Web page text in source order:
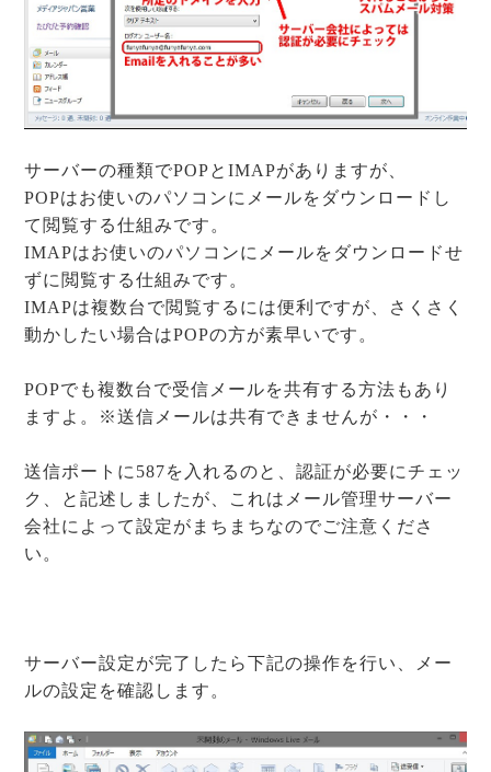
サーバーの種類でPOPとIMAPがありますが、
POPはお使いのパソコンにメールをダウンロードし
て閲覧する仕組みです。
IMAPはお使いのパソコンにメールをダウンロードせ
ずに閲覧する仕組みです。
IMAPは複数台で閲覧するには便利ですが、さくさく
動かしたい場合はPOPの方が素早いです。
POPでも複数台で受信メールを共有する方法もあり
ますよ。※送信メールは共有できませんが・・・
送信ポートに587を入れるのと、認証が必要にチェッ
ク、と記述しましたが、これはメール管理サーバー
会社によって設定がまちまちなのでご注意くださ
い。
サーバー設定が完了したら下記の操作を行い、メー
ルの設定を確認します。